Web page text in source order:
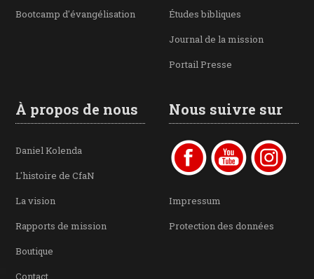
Bootcamp d'évangélisation
Études bibliques
Journal de la mission
Portail Presse
À propos de nous
Daniel Kolenda
L'histoire de CfaN
La vision
Rapports de mission
Boutique
Contact
Nous suivre sur
Impressum
Protection des données